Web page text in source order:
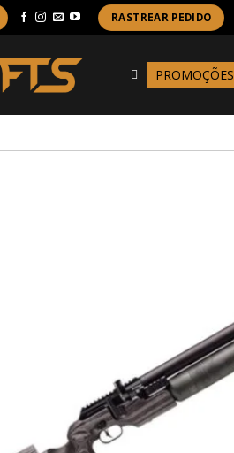
RASTREAR PEDIDO
PROMOÇÕES